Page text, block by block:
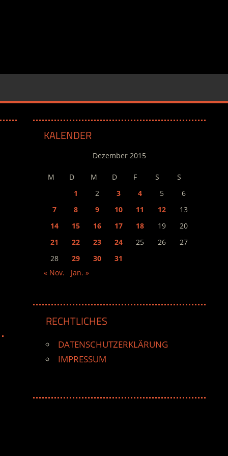
KALENDER
Dezember 2015
M D M D F S
S
1
2 3 4 5
6
7
8 9 10 11 12
13
14
15 16 17 18 19
20
21
22 23 24 25 26
27
28
29 30
31
« Nov.
Jan. »
RECHTLICHES
DATENSCHUTZERKLÄRUNG
IMPRESSUM